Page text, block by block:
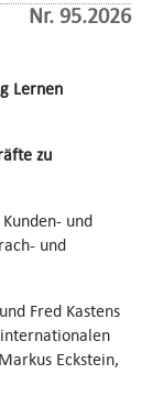
Nr. 95.2026
Lernen
zu
und
und
Fred Kastens
Eckstein,